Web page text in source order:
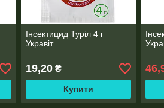
Інсектицид Туріл 4 г
Укравіт
19,20₴
Купити